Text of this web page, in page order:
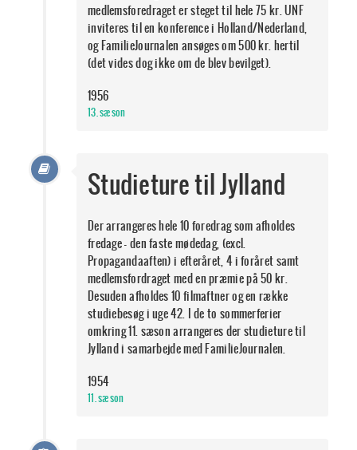
medlemsforedraget er steget til hele 75 kr. UNF
inviteres til en konference i Holland/Nederland,
og FamilieJournalen ansøges om 500 kr. hertil
(det vides dog ikke om de blev bevilget).
1956
13. sæson
Studieture til Jylland
Der arrangeres hele 10 foredrag som afholdes
fredage - den faste mødedag, (excl.
Propagandaaften) i efteråret, 4 i foråret samt
medlemsfordraget med en præmie på 50 kr.
Desuden afholdes 10 filmaftner og en række
studiebesøg i uge 42. I de to sommerferier
omkring 11. sæson arrangeres der studieture til
Jylland i samarbejde med FamilieJournalen.
1954
11. sæson